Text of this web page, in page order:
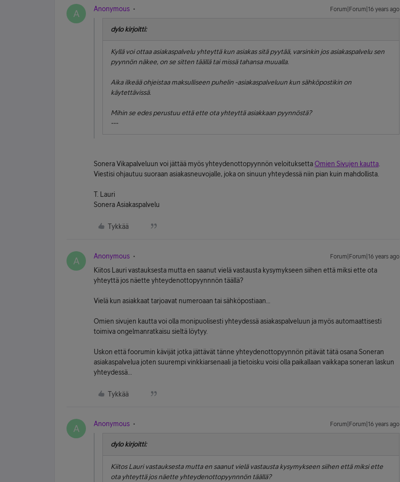
A Anonymous Forum|Forum|16 years ago
dylo kirjoitti:
Kyllä voi ottaa asiakaspalvelu yhteyttä kun asiakas sitä pyytää, varsinkin jos asiakaspalvelu sen
pyynnön näkee, on se sitten täällä tai missä tahansa muualla.
Aika ilkeää ohjeistaa maksulliseen puhelin -asiakaspalveluun kun sähköpostikin on
käytettävissä.
Mihin se edes perustuu että ette ota yhteyttä asiakkaan pyynnöstä?
---
Sonera Vikapalveluun voi jättää myös yhteydenottopyynnön veloituksettaOmien Sivujen kautta
Viestisi ohjautuu suoraan asiakasneuvojalle, joka on sinuun yhteydessä niin pian kuin mahdollista.
T. Lauri
Sonera Asiakaspalvelu
Tykkää
A Anonymous Forum|Forum|16 years ago
Kiitos Lauri vastauksesta mutta en saanut vielä vastausta kysymykseen siihen että miksi ette ota
yhteyttä jos näette yhteydenottopyynnnön täällä?
Vielä kun asiakkaat tarjoavat numeroaan tai sähköpostiaan...
Omien sivujen kautta voi olla monipuolisesti yhteydessä asiakaspalveluun ja myös automaattisesti
toimiva ongelmanratkaisu sieltä löytyy.
Uskon että foorumin kävijät jotka jättävät tänne yhteydenottopyynnön pitävät tätä osana Soneran
asiakaspalvelua joten suurempi vinkkiarsenaali ja tietoisku voisi olla paikallaan vaikkapa soneran laskun
yhteydessä...
Tykkää
A Anonymous Forum|Forum|16 years ago
dylo kirjoitti:
Kiitos Lauri vastauksesta mutta en saanut vielä vastausta kysymykseen siihen että miksi ette
ota yhteyttä jos näette yhteydenottopyynnnön täällä?